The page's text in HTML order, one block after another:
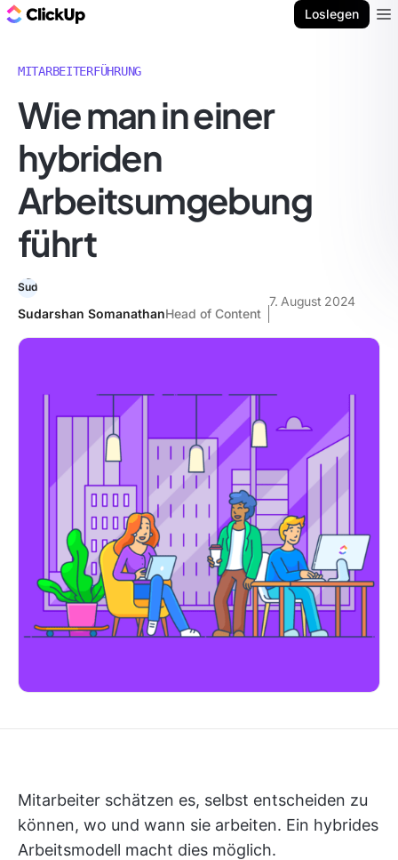
Loslegen
MITARBEITERFÜHRUNG
Wie man in einer
hybriden
Arbeitsumgebung
führt
Sudarshan SomanathanHead of Content
7. August 2024
Mitarbeiter schätzen es, selbst entscheiden zu
können, wo und wann sie arbeiten. Ein hybrides
Arbeitsmodell macht dies möglich.